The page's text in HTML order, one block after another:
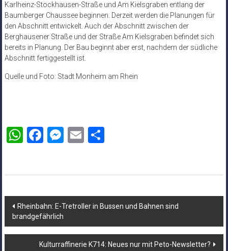
Karlheinz-Stockhausen-Straße und Am Kielsgraben entlang der
Baumberger Chaussee beginnen. Derzeit werden die Planungen für
den Abschnitt entwickelt. Auch der Abschnitt zwischen der
Berghausener Straße und der Straße Am Kielsgraben befindet sich
bereits in Planung. Der Bau beginnt aber erst, nachdem der südliche
Abschnitt fertiggestellt ist.
Quelle und Foto: Stadt Monheim am Rhein
WhatsApp
Facebook
Messenger
EmailTeilen
Beitragsnavigation
Rheinbahn: E-Tretroller in Bussen und Bahnen sind
brandgefährlich
Kulturraffinerie K714: Neues nur mit Peto-Newsletter?